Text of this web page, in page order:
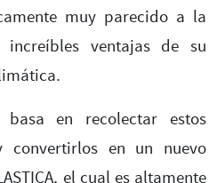
muy parecido a la
ventajas de su
basa en recolectar estos
convertirlos en un nuevo
el cual es altamente